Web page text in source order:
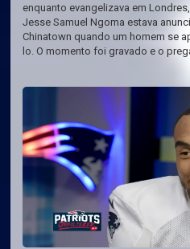
enquanto evangelizava em
Jesse Samuel Ngoma estava
Chinatown quando um homem se
lo. O momento foi gravado e o